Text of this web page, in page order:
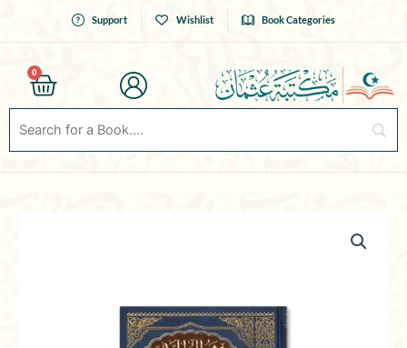
Support Wishlist Book Categories
0
Cart